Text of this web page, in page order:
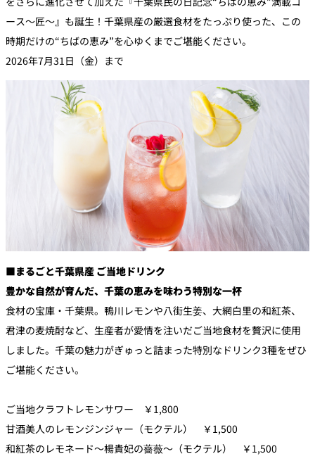
ース～匠～』も誕生！千葉県産の厳選食材をたっぷり使った、この
時期だけの“ちばの恵み”を心ゆくまでご堪能ください。
2026年7月31日（金）まで
■まるごと千葉県産 ご当地ドリンク
豊かな自然が育んだ、千葉の恵みを味わう特別な一杯
食材の宝庫・千葉県。鴨川レモンや八街生姜、大網白里の和紅茶、
君津の麦焼酎など、 生産者が愛情を注いだご当地食材を贅沢に使用
しました。 千葉の魅力がぎゅっと詰まった特別なドリンク3種をぜひ
ご堪能く ださい。
ご当地クラフトレモンサワー ￥1,800
甘酒美人のレモンジンジャー（モクテル） ￥1,500
和紅茶のレモネード～楊貴妃の薔薇～（モクテル） ￥1,500